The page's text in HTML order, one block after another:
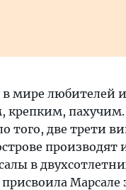
мире любителей
того, две трети
производят
в
Марсале